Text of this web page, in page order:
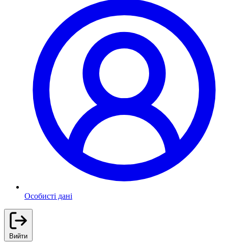
Особисті дані
Вийти